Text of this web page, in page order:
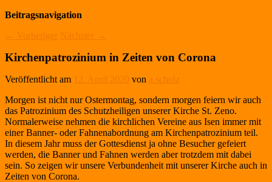
Beitragsnavigation
← Vorheriger Nächster →
Kirchenpatrozinium in Zeiten von Corona
Veröffentlicht am 12. April 2020 von a.scholz
Morgen ist nicht nur Ostermontag, sondern morgen feiern wir auch
das Patrozinium des Schutzheiligen unserer Kirche St. Zeno.
Normalerweise nehmen die kirchlichen Vereine aus Isen immer mit
einer Banner- oder Fahnenabordnung am Kirchenpatrozinium teil.
In diesem Jahr muss der Gottesdienst ja ohne Besucher gefeiert
werden, die Banner und Fahnen werden aber trotzdem mit dabei
sein. So zeigen wir unsere Verbundenheit mit unserer Kirche auch in
Zeiten von Corona.